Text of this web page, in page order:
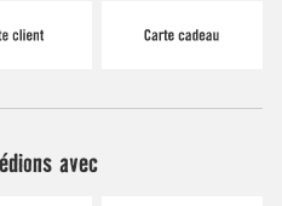
avec